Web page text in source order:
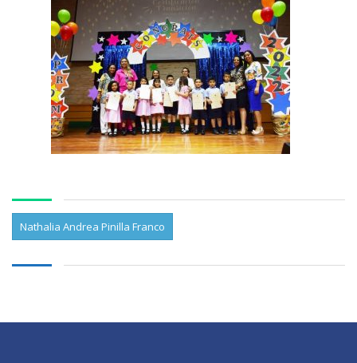
Nathalia Andrea Pinilla Franco